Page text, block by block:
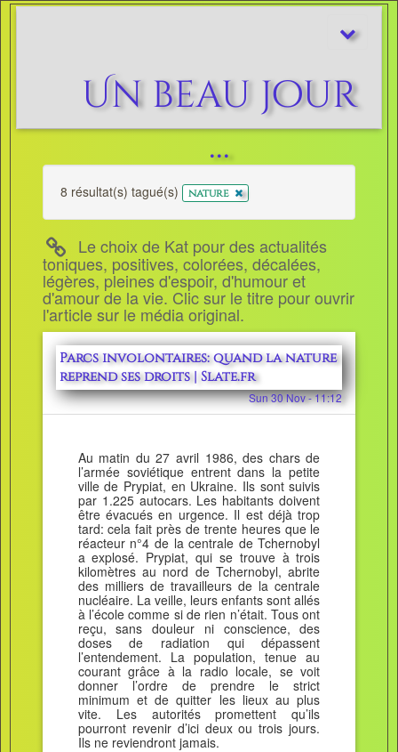
Afficher/
Un beau jour
...
8 résultat(s) tagué(s) nature x
Le choix de Kat pour des actualités
toniques, positives, colorées, décalées,
légères, pleines d'espoir, d'humour et
d'amour de la vie. Clic sur le titre pour ouvrir
l'article sur le média original.
Parcs involontaires: quand la nature
reprend ses droits | Slate.fr
Sun 30 Nov - 11:12
Au matin du 27 avril 1986, des chars de
l’armée soviétique entrent dans la petite
ville de Prypiat, en Ukraine. Ils sont suivis
par 1.225 autocars. Les habitants doivent
être évacués en urgence. Il est déjà trop
tard: cela fait près de trente heures que le
réacteur n°4 de la centrale de Tchernobyl
a explosé. Prypiat, qui se trouve à trois
kilomètres au nord de Tchernobyl, abrite
des milliers de travailleurs de la centrale
nucléaire. La veille, leurs enfants sont allés
à l’école comme si de rien n’était. Tous ont
reçu, sans douleur ni conscience, des
doses de radiation qui dépassent
l’entendement. La population, tenue au
courant grâce à la radio locale, se voit
donner l’ordre de prendre le strict
minimum et de quitter les lieux au plus
vite. Les autorités promettent qu’ils
pourront revenir d’ici deux ou trois jours.
Ils ne reviendront jamais.